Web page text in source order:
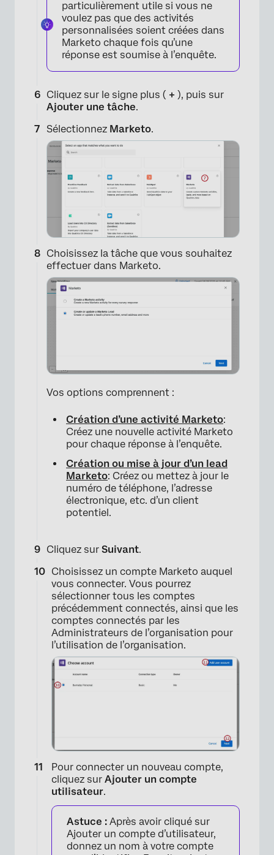
×
×
particulièrement utile si vous ne
voulez pas que des activités
personnalisées soient créées dans
Marketo chaque fois qu’une
réponse est soumise à l’enquête.
Cliquez sur le signe plus ( + ), puis sur
Ajouter une tâche.
Sélectionnez Marketo.
Choisissez la tâche que vous souhaitez
effectuer dans Marketo.
×
Vos options comprennent :
Création d’une activité Marketo:
Créez une nouvelle activité Marketo
pour chaque réponse à l’enquête.
Création ou mise à jour d’un lead
Marketo: Créez ou mettez à jour le
numéro de téléphone, l’adresse
électronique, etc. d’un client
potentiel.
Cliquez sur Suivant.
Choisissez un compte Marketo auquel
vous connecter. Vous pourrez
sélectionner tous les comptes
précédemment connectés, ainsi que les
comptes connectés par les
Administrateurs de l’organisation pour
l’utilisation de l’organisation.
Pour connecter un nouveau compte,
cliquez sur Ajouter un compte
utilisateur.
Astuce : Après avoir cliqué sur
Ajouter un compte d’utilisateur,
donnez un nom à votre compte